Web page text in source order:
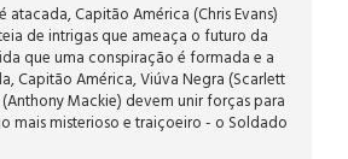
é atacada, Capitão América (Chris Evans)
de intrigas que ameaça o futuro da
que uma conspiração é formada e a
Capitão América, Viúva Negra (Scarlett
Mackie) devem unir forças para
mais misterioso e traiçoeiro - o Soldado